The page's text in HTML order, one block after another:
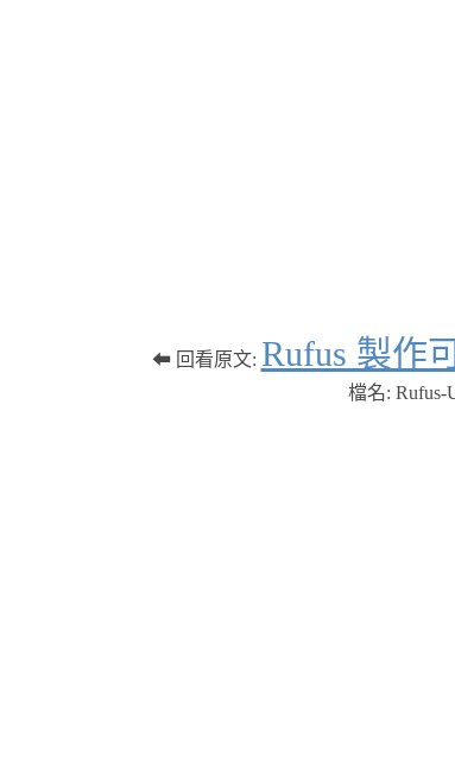
⬅ 回看原文: Rufus 製作
檔名: Rufus-